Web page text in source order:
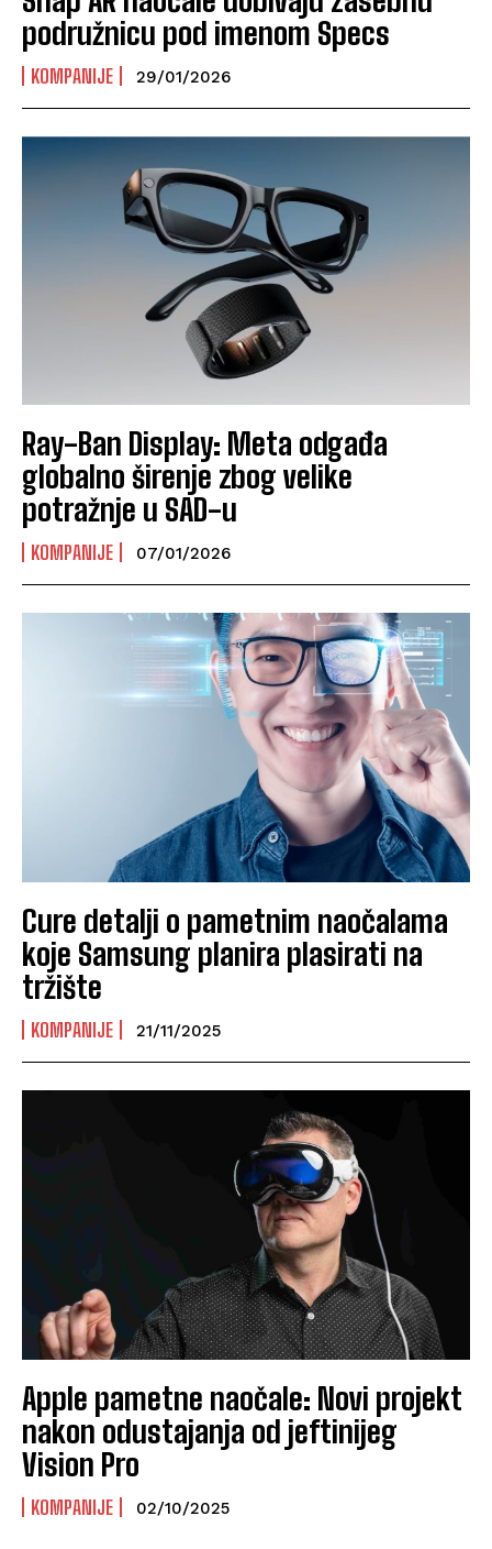
podružnicu pod imenom Specs
KOMPANIJE 29/01/2026
Ray-Ban Display: Meta odgađa
globalno širenje zbog velike
potražnje u SAD-u
KOMPANIJE 07/01/2026
Cure detalji o pametnim naočalama
koje Samsung planira plasirati na
tržište
KOMPANIJE 21/11/2025
Apple pametne naočale: Novi projekt
nakon odustajanja od jeftinijeg
Vision Pro
KOMPANIJE 02/10/2025